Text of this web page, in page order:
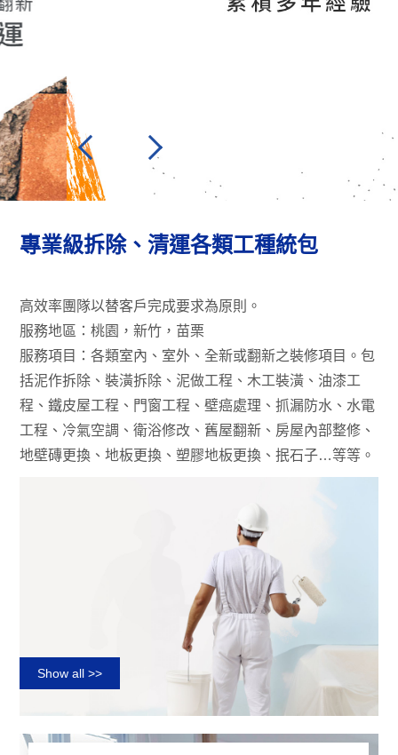
專業級拆除、清運各類工種統包
高效率團隊以替客戶完成要求為原則。
服務地區：桃園，新竹，苗栗
服務項目：各類室內、室外、全新或翻新之裝修項目。包
括泥作拆除、裝潢拆除、泥做工程、木工裝潢、油漆工
程、鐵皮屋工程、門窗工程、壁癌處理、抓漏防水、水電
工程、冷氣空調、衛浴修改、舊屋翻新、房屋內部整修、
地壁磚更換、地板更換、塑膠地板更換、抿石子…等等。
Show all >>
新竹裝潢公司推薦
只要看他帶的工具就知道了。一般在進行水電檢修、安
裝等工作時，水電師傅除了必須操作特殊之施工設備，
例如...
more>>
新竹舊屋翻新首選
尤其是超過20年以上的中古屋，由於水電管路已年久新
升...
more>>
新竹拆除工程推薦
工程推薦師傅也較不至於會偷工減料。或者可以請人介
一篇了解拆除工程價格計算及拆
除...
在進行建築或裝修項目時，拆除工程往往是不可或缺的
一環。無論是舊屋翻新、格局整修，還是各類拆除工